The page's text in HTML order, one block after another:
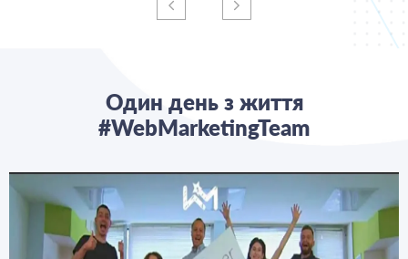
Один день з життя
#WebMarketingTeam